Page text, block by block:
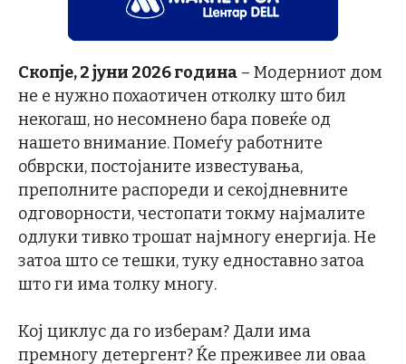
Скопје,2јуни 2026 година – Модерниот дом
не е нужно похаотичен отколку што бил
некогаш, но несомнено бара повеќе од
нашето внимание. Помеѓу работните
обврски, постојаните известувања,
преполните распореди и секојдневните
одговорности, честопати токму најмалите
одлуки тивко трошат најмногу енергија. Не
затоа што се тешки, туку едноставно затоа
што ги има толку многу.
Кој циклус да го изберам? Дали има
премногу детергент? Ќе преживее ли оваа